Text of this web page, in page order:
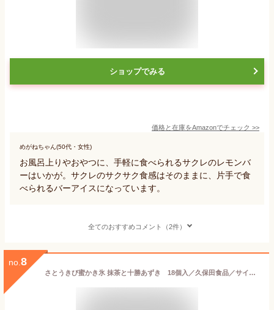
ショップでみる
価格と在庫をAmazonでチェック >>
めがねちゃん(50代・女性)
お風呂上りやおやつに、手軽に食べられるサクレのレモンバ
ーはいかが。サクレのサクサク食感はそのままに、片手で食
べられるバーアイスになっています。
全てのおすすめコメント（2件）
no. 8
さとうきび蜜かき氷 抹茶と十勝あずき 18個入／久保田食品／サイズ10／アイス／添加物不使用